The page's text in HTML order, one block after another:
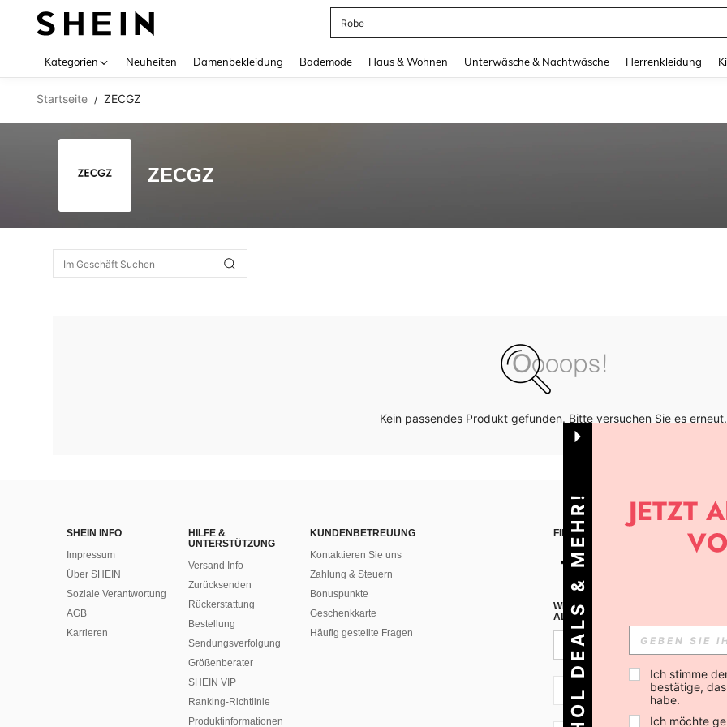
Robe
Kategorien Neuheiten Damenbekleidung Bademode Haus & Wohnen Unterwäsche & Nachtwäsche Herrenkleidung
Startseite / ZECGZ
ZECGZ
Kein passendes Produkt gefunden. Bitte versuchen Sie es erneut.
SHEIN INFO
Impressum
Über SHEIN
Soziale Verantwortung
AGB
Karrieren
HILFE &
UNTERSTÜTZUNG
Versand Info
Zurücksenden
Rückerstattung
Bestellung
Sendungsverfolgung
Größenberater
SHEIN VIP
Ranking-Richtlinie
​Produktinformationen
KUNDENBETREUUNG
Kontaktieren Sie uns
Zahlung & Steuern
Bonuspunkte
Geschenkkarte
Häufig gestellte Fragen
FINDEN SIE UNS AUF
WENN DU DICH FÜR UNSEREN
ALLEN ANDEREN ERFAHREN (DU
CH + 41
HOL DEALS & MEHR! Ich stimme
bestätige,
habe.
Ich möchte